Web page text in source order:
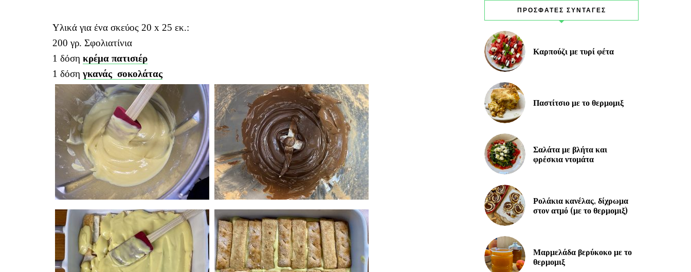
Υλικά για ένα σκεύος 20 x 25 εκ.:
200 γρ. Σφολιατίνια
1 δόση κρέμα πατισιέρ
1 δόση γκανάς σοκολάτας
ΠΡΟΣΦΑΤΕΣ ΣΥΝΤΑΓΕΣ
Καρπούζι με τυρί φέτα
Παστίτσιο με το θερμομιξ
Σαλάτα με βλήτα και
φρέσκια ντομάτα
Ρολάκια κανέλας, δίχρωμα
στον ατμό (με το θερμομιξ)
Μαρμελάδα βερύκοκο με το
θερμομιξ